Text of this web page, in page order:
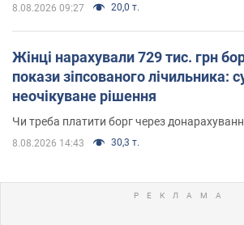
8.08.2026 09:27 20,0 т.
Жінці нарахували 729 тис. грн
покази зіпсованого лічильника:
неочікуване рішення
Чи треба платити борг через
8.08.2026 14:43 30,3 т.